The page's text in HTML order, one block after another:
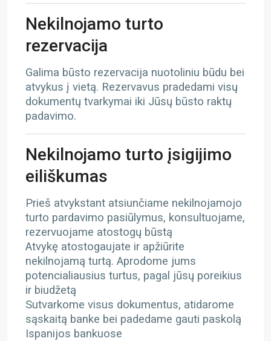
Nekilnojamo turto
rezervacija
Galima būsto rezervacija nuotoliniu būdu bei
atvykus į vietą. Rezervavus pradedami visų
dokumentų tvarkymai iki Jūsų būsto raktų
padavimo.
Nekilnojamo turto įsigijimo
eiliškumas
Prieš atvykstant atsiunčiame nekilnojamojo
turto pardavimo pasiūlymus, konsultuojame,
rezervuojame atostogų būstą
Atvykę atostogaujate ir apžiūrite
nekilnojamą turtą. Aprodome jums
potencialiausius turtus, pagal jūsų poreikius
ir biudžetą
Sutvarkome visus dokumentus, atidarome
sąskaitą banke bei padedame gauti paskolą
Ispanijos bankuose